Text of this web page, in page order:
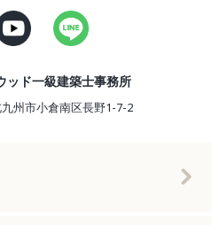
ッド一級建築士事務所
州市小倉南区長野1-7-2